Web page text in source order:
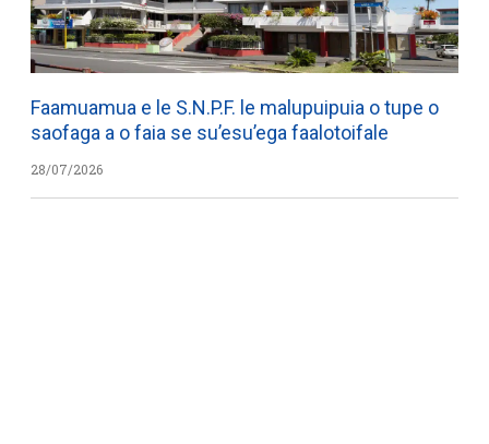
Faamuamua e le S.N.P.F. le malupuipuia o tupe o
saofaga a o faia se su’esu’ega faalotoifale
28/07/2026